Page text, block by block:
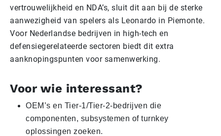
vertrouwelijkheid en NDA’s, sluit dit aan bij de sterke
aanwezigheid van spelers als Leonardo in Piemonte.
Voor Nederlandse bedrijven in high-tech en
defensiegerelateerde sectoren biedt dit extra
aanknopingspunten voor samenwerking.
Voor wie interessant?
OEM’s en Tier-1/Tier-2-bedrijven die
componenten, subsystemen of turnkey
oplossingen zoeken.